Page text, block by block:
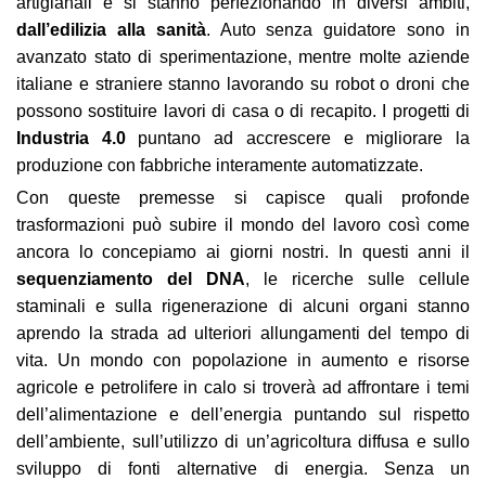
dall’edilizia alla sanità. Auto senza guidatore sono in
avanzato stato di sperimentazione, mentre molte aziende
italiane e straniere stanno lavorando su robot o droni che
possono sostituire lavori di casa o di recapito. I progetti di
Industria 4.0puntano ad accrescere e migliorare la
produzione con fabbriche interamente automatizzate.
Con queste premesse si capisce quali profonde
trasformazioni può subire il mondo del lavoro così come
ancora lo concepiamo ai giorni nostri. In questi anni il
sequenziamento del DNA, le ricerche sulle cellule
staminali e sulla rigenerazione di alcuni organi stanno
aprendo la strada ad ulteriori allungamenti del tempo di
vita. Un mondo con popolazione in aumento e risorse
agricole e petrolifere in calo si troverà ad affrontare i temi
dell’alimentazione e dell’energia puntando sul rispetto
dell’ambiente, sull’utilizzo di un’agricoltura diffusa e sullo
sviluppo di fonti alternative di energia. Senza un